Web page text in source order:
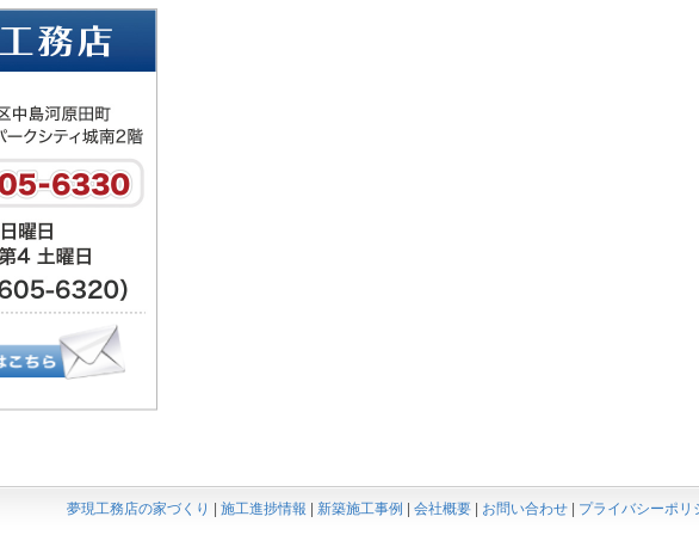
夢現工務店の家づくり 施工進捗情報 新築施工事例 会社概要 お問い合わせ プライバシーポリ